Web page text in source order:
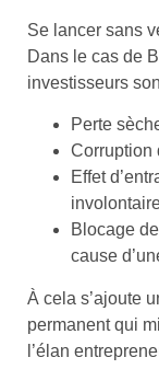
Se lancer sans
Dans le cas de
investisseurs
Perte
Corruption
Effet
Blocage
cause
À cela s’ajoute
permanent qui
l’élan